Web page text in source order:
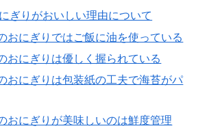
ぎりがおいしい理由について
おにぎりではご飯に油を使っている
おにぎりは優しく握られている
おにぎりは包装紙の工夫で海苔がパ
おにぎりが美味しいのは鮮度管理